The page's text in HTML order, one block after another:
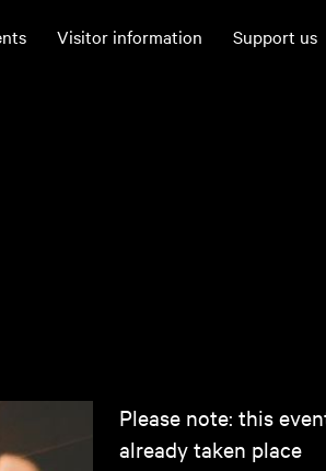
Visitor information Support us
Please note: this
already taken place